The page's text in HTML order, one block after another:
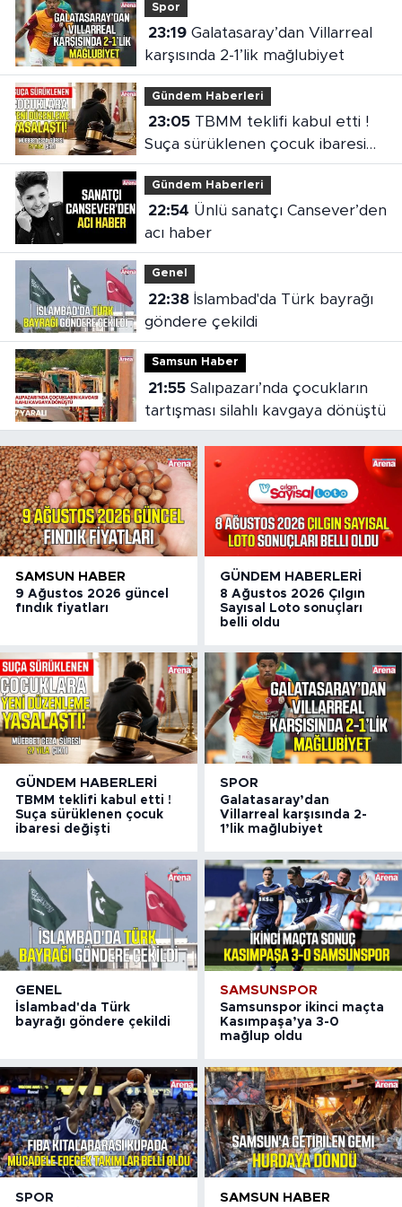
Spor
23:19Galatasaray’dan Villarreal
karşısında 2-1’lik mağlubiyet
Gündem Haberleri
23:05TBMM teklifi kabul etti !
Suça sürüklenen çocuk ibaresi
değişti
Gündem Haberleri
22:54
acı haber
Genel
22:38İslambad'da Türk bayrağı
göndere çekildi
Samsun Haber
21:55Salıpazarı’nda çocukların
tartışması silahlı kavgaya dönüştü
SAMSUN HABER
9 Ağustos 2026 güncel
fındık fiyatları
GÜNDEM HABERLERI
8 Ağustos 2026 Çılgın
Sayısal Loto sonuçları
belli oldu
GÜNDEM HABERLERI
TBMM teklifi kabul etti !
Suça sürüklenen çocuk
ibaresi değişti
SPOR
Galatasaray’dan
Villarreal karşısında 2-
1’lik mağlubiyet
GENEL
İslambad'da Türk
bayrağı göndere çekildi
SAMSUNSPOR
Samsunspor ikinci maçta
Kasımpaşa’ya 3-0
mağlup oldu
SPOR SAMSUN HABER